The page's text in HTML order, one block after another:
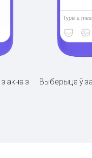
акна з
Выберыце ў